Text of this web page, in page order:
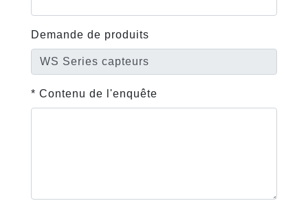
Demande de produits
* Contenu de l'enquête